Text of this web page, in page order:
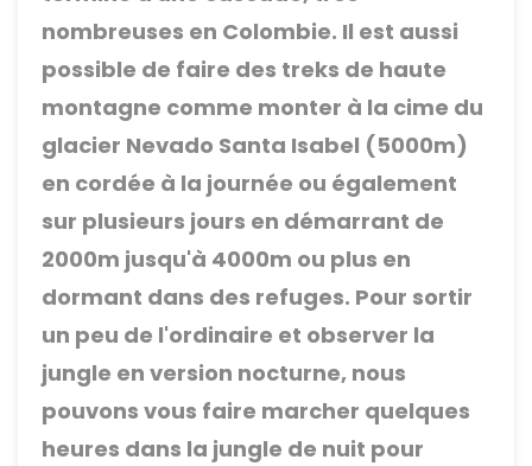
nombreuses en Colombie. Il est aussi
possible de faire des treks de haute
montagne comme monter à la cime du
glacier Nevado Santa Isabel (5000m)
en cordée à la journée ou également
sur plusieurs jours en démarrant de
2000m jusqu'à 4000m ou plus en
dormant dans des refuges. Pour sortir
un peu de l'ordinaire et observer la
jungle en version nocturne, nous
pouvons vous faire marcher quelques
heures dans la jungle de nuit pour